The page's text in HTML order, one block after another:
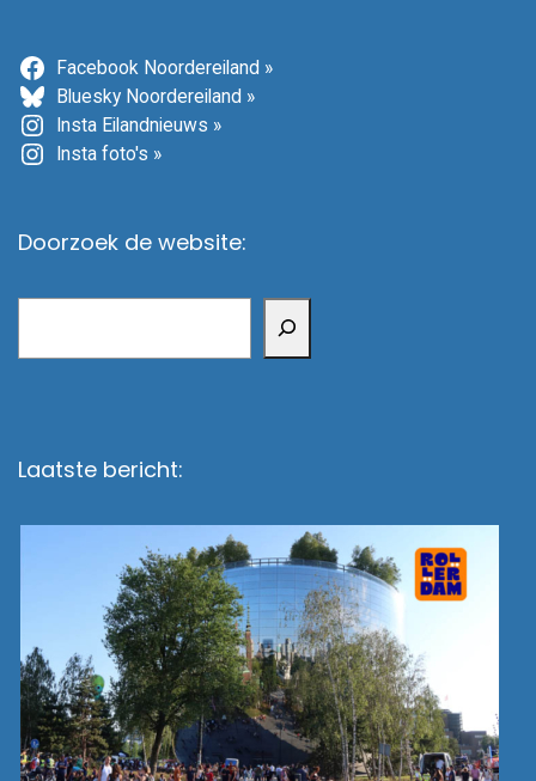
Facebook Noordereiland »
Bluesky Noordereiland »
Insta Eilandnieuws »
Insta foto's »
Doorzoek de website:
Laatste bericht: